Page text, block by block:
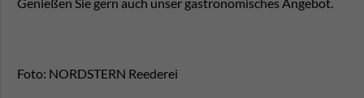
Foto: NORDSTERN Reederei